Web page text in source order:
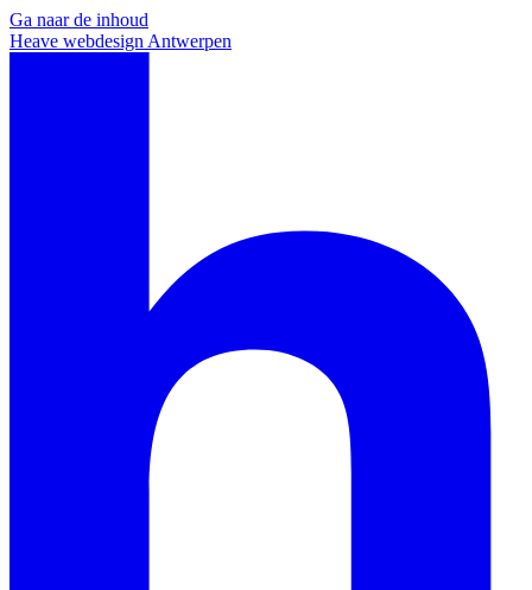
Ga naar de inhoud
Heave webdesign Antwerpen